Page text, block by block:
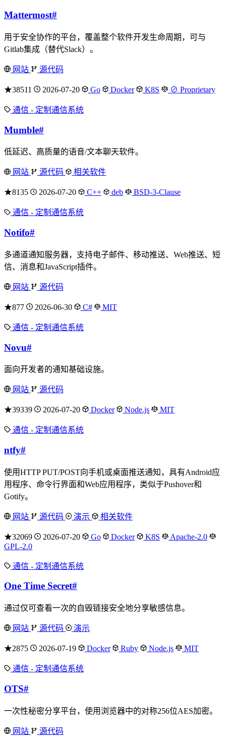
Mattermost#
用于安全协作的平台，覆盖整个软件开发生命周期，可与
Gitlab集成（替代Slack）。
网站 源代码
★38511 2026-07-20 Go Docker K8S ⊘ Proprietary
通信 - 定制通信系统
Mumble#
低延迟、高质量的语音/文本聊天软件。
网站 源代码 相关软件
★8135 2026-07-20 C++ deb BSD-3-Clause
通信 - 定制通信系统
Notifo#
多通道通知服务器，支持电子邮件、移动推送、Web推送、短
信、消息和JavaScript插件。
网站 源代码
★877 2026-06-30 C# MIT
通信 - 定制通信系统
Novu#
面向开发者的通知基础设施。
网站 源代码
★39339 2026-07-20 Docker Node.js MIT
通信 - 定制通信系统
ntfy#
使用HTTP PUT/POST向手机或桌面推送通知，具有Android应
用程序、命令行界面和Web应用程序，类似于Pushover和
Gotify。
网站 源代码 演示 相关软件
★32069 2026-07-20 Go Docker K8S
Apache-2.0
GPL-2.0
通信 - 定制通信系统
One Time Secret#
通过仅可查看一次的自毁链接安全地分享敏感信息。
网站 源代码 演示
★2875 2026-07-19 Docker Ruby Node.js MIT
通信 - 定制通信系统
OTS#
一次性秘密分享平台，使用浏览器中的对称256位AES加密。
网站 源代码